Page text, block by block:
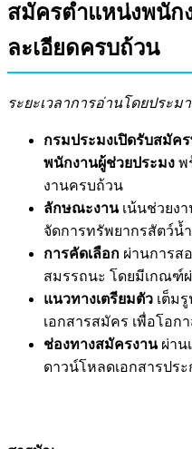
สมัครตำแหน่งพนัก
ละเอียดครบถ้วน
ระยะเวลาการอ่านโดยประม
กรมประมงเปิดรับสมัค
พนักงานผู้ช่วยประมง พ
งานครบถ้วน
ลักษณะงานเน้นช่วยงา
จัดการทรัพยากรสัตว์น้
การคัดเลือก ผ่านการส
สมรรถนะ โดยมีเกณฑ์
แนวทางเตรียมตัว เต็ม
เอกสารสมัคร เพื่อโอก
ช่องทางสมัครงานผ่าน
ดาวน์โหลดเอกสารปร